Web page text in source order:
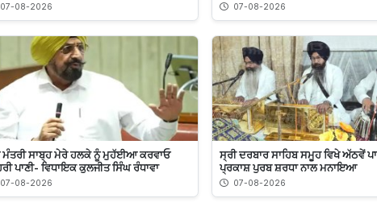
07-08-2026 07-08-2026
ਮੰਤਰੀ ਸਾਬ੍ਹ ਮੇਰੇ ਹਲਕੇ ਨੂੰ ਮੁਹੱਈਆ ਕਰਵਾਓ
ਪਾਣੀ- ਵਿਧਾਇਕ ਕੁਲਜੀਤ ਸਿੰਘ ਰੰਧਾਵਾ
07-08-2026
ਸ੍ਰੀ ਦਰਬਾਰ ਸਾਹਿਬ ਸਮੂਹ ਵਿਖੇ ਅੱਠਵੇਂ
ਪ੍ਰਕਾਸ਼ ਪੁਰਬ ਸ਼ਰਧਾ ਨਾਲ ਮਨਾਇਆ
07-08-2026